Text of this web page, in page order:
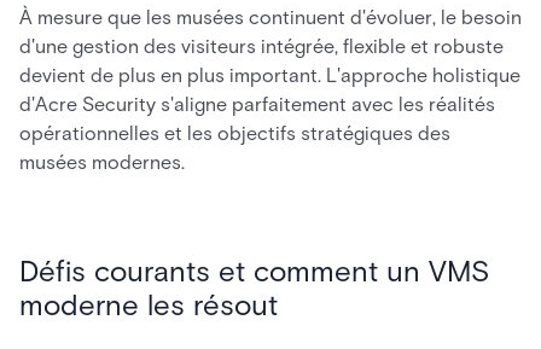
À mesure que les musées continuent d'évoluer, le besoin
d'une gestion des visiteurs intégrée, flexible et robuste
devient de plus en plus important. L'approche holistique
d'Acre Security s'aligne parfaitement avec les réalités
opérationnelles et les objectifs stratégiques des
musées modernes.
Défis courants et comment un VMS
moderne les résout